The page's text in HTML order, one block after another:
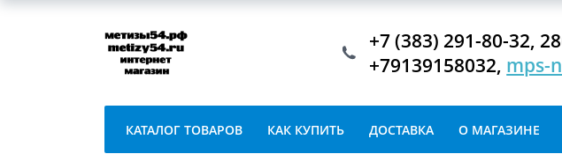
+7 (383) 291-80-32,
+79139158032, mps-
КАТАЛОГ ТОВАРОВ КАК КУПИТЬ ДОСТАВКА О МАГАЗИНЕ